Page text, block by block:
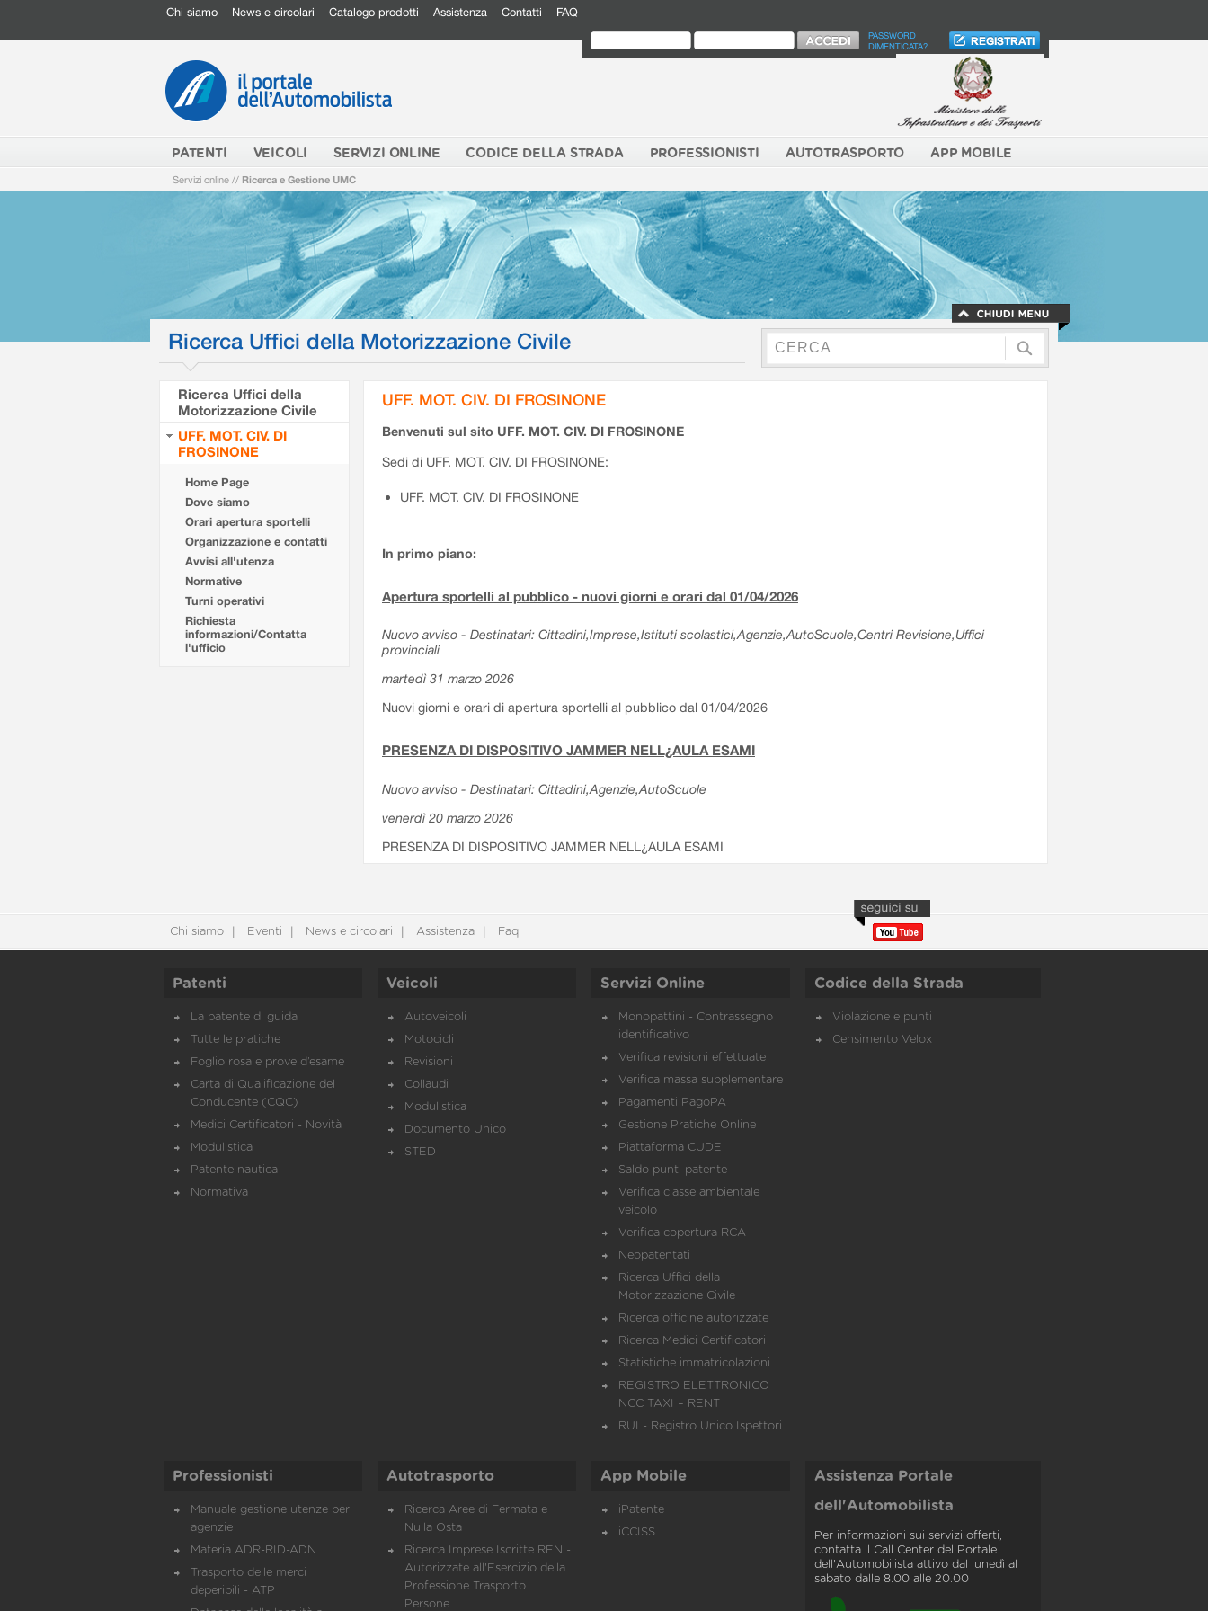
Chi siamo News e circolari Catalogo prodotti Assistenza Contatti FAQ
PASSWORD
DIMENTICATA?
PATENTI VEICOLI SERVIZI ONLINE CODICE DELLA STRADA PROFESSIONISTI AUTOTRASPORTO APP MOBILE
Servizi online // Ricerca e Gestione UMC
Ricerca Uffici della Motorizzazione Civile
Ricerca Uffici della
Motorizzazione Civile
UFF. MOT. CIV. DI
FROSINONE
Home Page
Dove siamo
Orari apertura sportelli
Organizzazione e contatti
Avvisi all'utenza
Normative
Turni operativi
Richiesta
informazioni/Contatta
l'ufficio
UFF. MOT. CIV. DI FROSINONE
Benvenuti sul sito UFF. MOT. CIV. DI FROSINONE
Sedi di UFF. MOT. CIV. DI FROSINONE:
UFF. MOT. CIV. DI FROSINONE
In primo piano:
Apertura sportelli al pubblico - nuovi giorni e orari dal 01/04/2026
Nuovo avviso - Destinatari: Cittadini,Imprese,Istituti scolastici,Agenzie,AutoScuole,Centri Revisione,Uffici
provinciali
martedì 31 marzo 2026
Nuovi giorni e orari di apertura sportelli al pubblico dal 01/04/2026
PRESENZA DI DISPOSITIVO JAMMER NELL¿AULA ESAMI
Nuovo avviso - Destinatari: Cittadini,Agenzie,AutoScuole
venerdì 20 marzo 2026
PRESENZA DI DISPOSITIVO JAMMER NELL¿AULA ESAMI
Chi siamo Eventi News e circolari Assistenza Faq
Patenti
La patente di guida
Tutte le pratiche
Foglio rosa e prove d’esame
Carta di Qualificazione del
Conducente (CQC)
Medici Certificatori - Novità
Modulistica
Patente nautica
Normativa
Veicoli
Autoveicoli
Motocicli
Revisioni
Collaudi
Modulistica
Documento Unico
STED
Servizi Online
Monopattini - Contrassegno
identificativo
Verifica revisioni effettuate
Verifica massa supplementare
Pagamenti PagoPA
Gestione Pratiche Online
Piattaforma CUDE
Saldo punti patente
Verifica classe ambientale
veicolo
Verifica copertura RCA
Neopatentati
Ricerca Uffici della
Motorizzazione Civile
Ricerca officine autorizzate
Ricerca Medici Certificatori
Statistiche immatricolazioni
REGISTRO ELETTRONICO
NCC TAXI – RENT
RUI - Registro Unico Ispettori
Codice della Strada
Violazione e punti
Censimento Velox
Professionisti
Manuale gestione utenze per
agenzie
Materia ADR-RID-ADN
Trasporto delle merci
deperibili - ATP
Autotrasporto
Ricerca Aree di Fermata e
Nulla Osta
Ricerca Imprese Iscritte REN -
Autorizzate all'Esercizio della
Professione Trasporto
Persone
App Mobile
iPatente
iCCISS
Assistenza Portale
dell'Automobilista
Per informazioni sui servizi offerti,
contatta il Call Center del Portale
dell'Automobilista attivo dal lunedì al
sabato dalle 8.00 alle 20.00